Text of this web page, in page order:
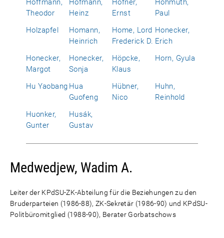
Hoffmann,
Theodor
Hofmann,
Heinz
Höfner,
Ernst
Hohmuth,
Paul
Holzapfel
Homann,
Heinrich
Home, Lord
Frederick D.
Honecker,
Erich
Honecker,
Margot
Honecker,
Sonja
Höpcke,
Klaus
Horn, Gyula
Hu Yaobang Hua
Guofeng
Hübner,
Nico
Huhn,
Reinhold
Huonker,
Gunter
Husák,
Gustav
Medwedjew, Wadim A.
Leiter der KPdSU-ZK-Abteilung für die Beziehungen zu den
Bruderparteien (1986-88), ZK-Sekretär (1986-90) und KPdSU-
Politbüromitglied (1988-90), Berater Gorbatschows